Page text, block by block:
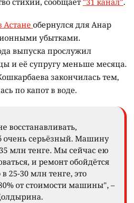
Астане обернулся для Анар
убытками.
выпуска прослужил
и её супругу меньше месяца.
закончилась тем,
по капот в воде.
восстанавливать,
очень серьёзный. Машину
млн тенге. Мы сейчас ею
и ремонт обойдётся
25-30 млн тенге, это
от стоимости машины", –